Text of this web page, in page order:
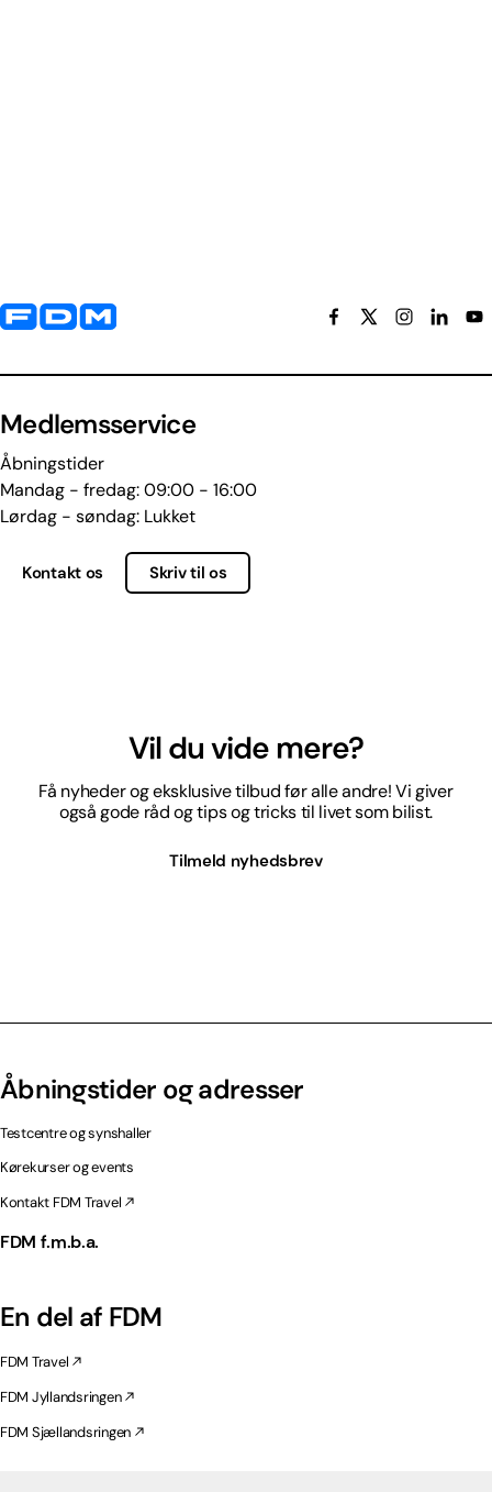
Yderligere information og kontaktoplysninger
Medlemsservice
Åbningstider
Mandag - fredag: 09:00 - 16:00
Lørdag - søndag: Lukket
Kontakt os Skriv til os
Vil du vide mere?
Få nyheder og eksklusive tilbud før alle andre! Vi giver
også gode råd og tips og tricks til livet som bilist.
Tilmeld nyhedsbrev
Åbningstider og adresser
Testcentre og synshaller
Kørekurser og events
Kontakt FDM Travel
FDM f.m.b.a.
En del af FDM
FDM Travel
FDM Jyllandsringen
FDM Sjællandsringen